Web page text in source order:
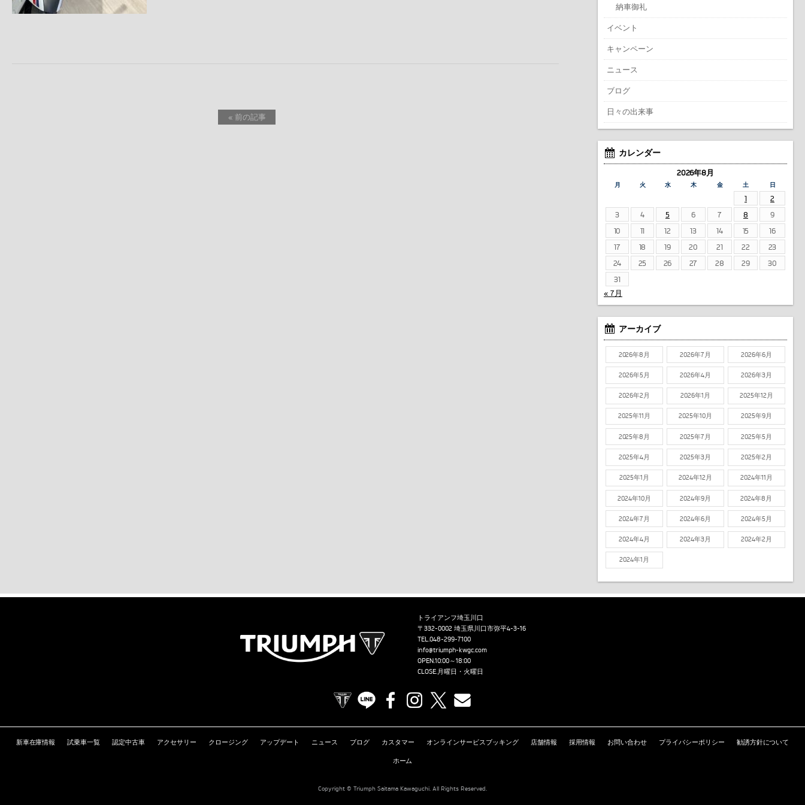
« 前の記事
納車御礼
イベント
キャンペーン
ニュース
ブログ
日々の出来事
カレンダー
2026年8月
月 火 水 木 金 土 日
1
2
3
4 5 6 7 8
9
10
11 12 13 14 15
16
17
18 19 20 21 22
23
24
25 26 27 28 29
30
31
« 7月
アーカイブ
2026年8月 2026年7月 2026年6月
2026年5月 2026年4月 2026年3月
2026年2月 2026年1月 2025年12月
2025年11月 2025年10月 2025年9月
2025年8月 2025年7月 2025年5月
2025年4月 2025年3月 2025年2月
2025年1月 2024年12月 2024年11月
2024年10月 2024年9月 2024年8月
2024年7月 2024年6月 2024年5月
2024年4月 2024年3月 2024年2月
2024年1月
トライアンフ埼玉川口
〒332-0002 埼玉県川口市弥平4-3-16
TEL.048-299-7100
info@triumph-kwgc.com
OPEN.10:00～18:00
CLOSE.月曜日・火曜日
TRIUMPH OFFICIAL SITE
LINE FacebookInstagram
新車在庫情報 試乗車一覧 認定中古車 アクセサリー クロージング アップデート ニュース ブログ カスタマー オンラインサービスブッキング 店舗情報 採用情報 お問い合わせ プライバシーポリシー 勧誘方針について
ホーム
Copyright © Triumph Saitama Kawaguchi. All Rights Reserved.